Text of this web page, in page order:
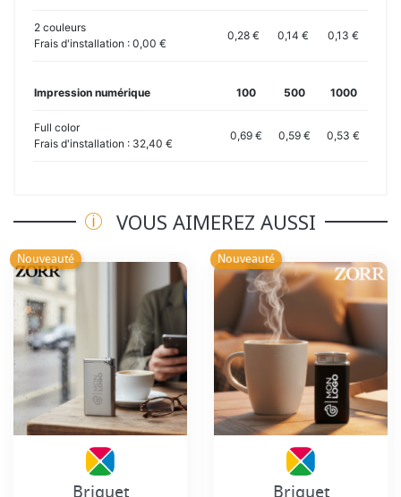
2 couleurs
Frais d'installation : 0,00 €
0,28 € 0,14 € 0,13 €
Impression numérique 100 500 1000
Full color
Frais d'installation : 32,40 €
0,69 € 0,59 € 0,53 €
VOUS AIMEREZ AUSSI
Nouveauté
Briquet
Nouveauté
Briquet